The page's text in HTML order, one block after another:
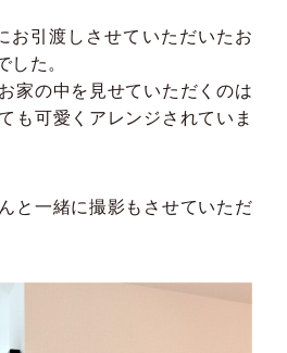
お引渡しさせていただいたお
した。
家の中を見せていただくのは
も可愛くアレンジされていま
と一緒に撮影もさせていただ